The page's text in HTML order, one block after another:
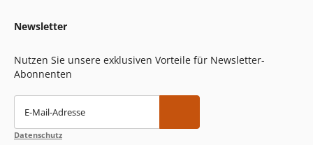
Newsletter
Nutzen Sie unsere exklusiven Vorteile für Newsletter-
Abonnenten
E-Mail-Adresse
Datenschutz